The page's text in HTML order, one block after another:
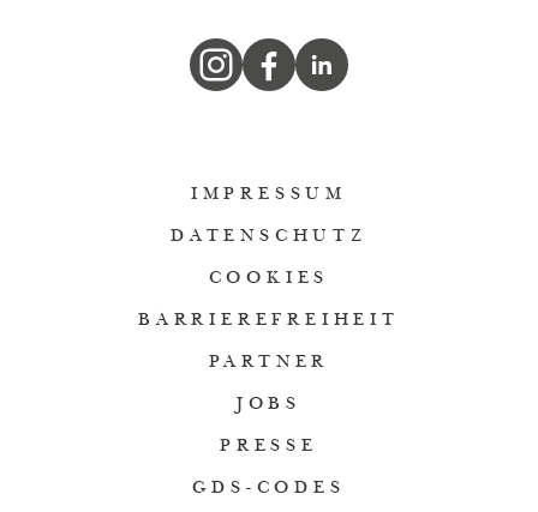
IMPRESSUM
DATENSCHUTZ
COOKIES
BARRIEREFREIHEIT
PARTNER
JOBS
PRESSE
GDS-CODES